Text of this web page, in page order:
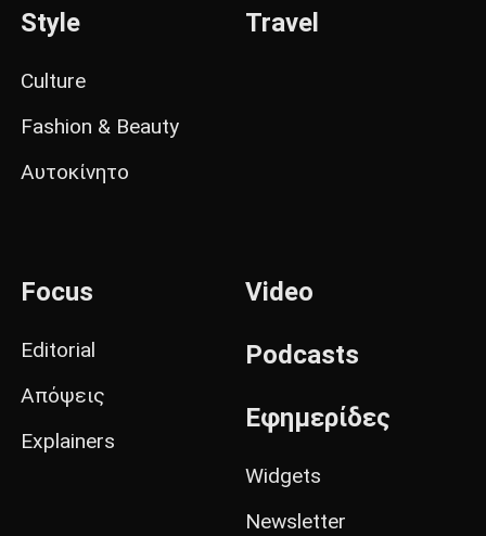
Style
Culture
Fashion & Beauty
Αυτοκίνητο
Travel
Focus
Editorial
Απόψεις
Explainers
Video
Podcasts
Εφημερίδες
Widgets
Newsletter